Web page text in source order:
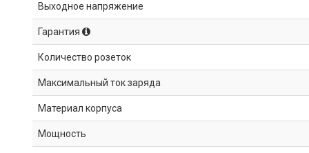
Выходное напряжение
Гарантия
Количество розеток
Максимальный ток заряда
Материал корпуса
Мощность